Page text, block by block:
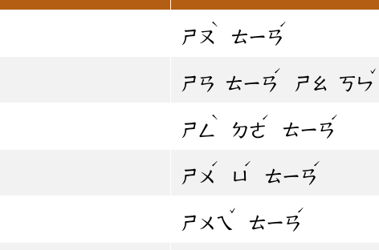
ㄕㄡ
ˋ
ㄊㄧㄢ
ˊ
ㄕㄢ ㄊㄧㄢ
ˊ
ㄕㄠ ㄎㄣ
ˇ
ㄕㄥ
ˋ
ㄉㄜ
ˊ
ㄊㄧㄢ
ˊ
ㄕㄨ
ˊ
ㄩ
ˊ
ㄊㄧㄢ
ˊ
ㄕㄨㄟ
ˇ
ㄊㄧㄢ
ˊ